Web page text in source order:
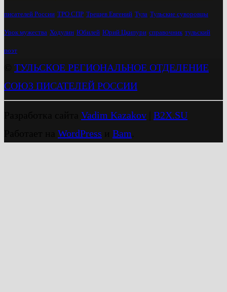
писателей России ТРО СПР Трещев Евгений Тула Тульские суворовцы
Урок мужества Ходулин Юбилей Юрий Цкипури справочник тульский
поэт
ТУЛЬСКОЕ РЕГИОНАЛЬНОЕ ОТДЕЛЕНИЕ
СОЮЗ ПИСАТЕЛЕЙ РОССИИ
Vadim Kazakov
B2X.SU
WordPress Bam